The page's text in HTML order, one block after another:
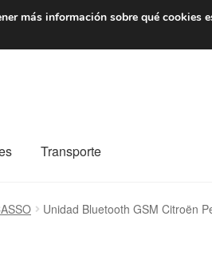
De lunes a
Transporte
PagosPolítica de privacidad
Unidad Bluetooth GSM Citroën
más información sobre qué cookies